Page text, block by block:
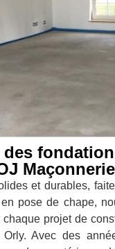
et durables,
pose de chape,
projet de
Avec des